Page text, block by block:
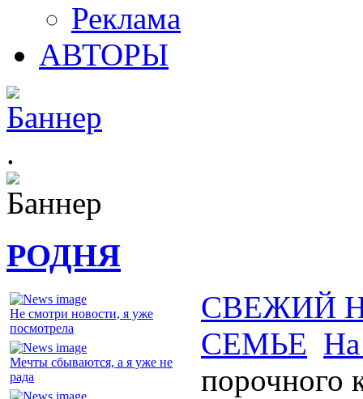
Реклама
АВТОРЫ
.
РОДНЯ
Не смотри новости, я уже
посмотрела
Мечты сбываются, а я уже не
рада
СВЕЖИЙ
СЕМЬЕ На
порочного